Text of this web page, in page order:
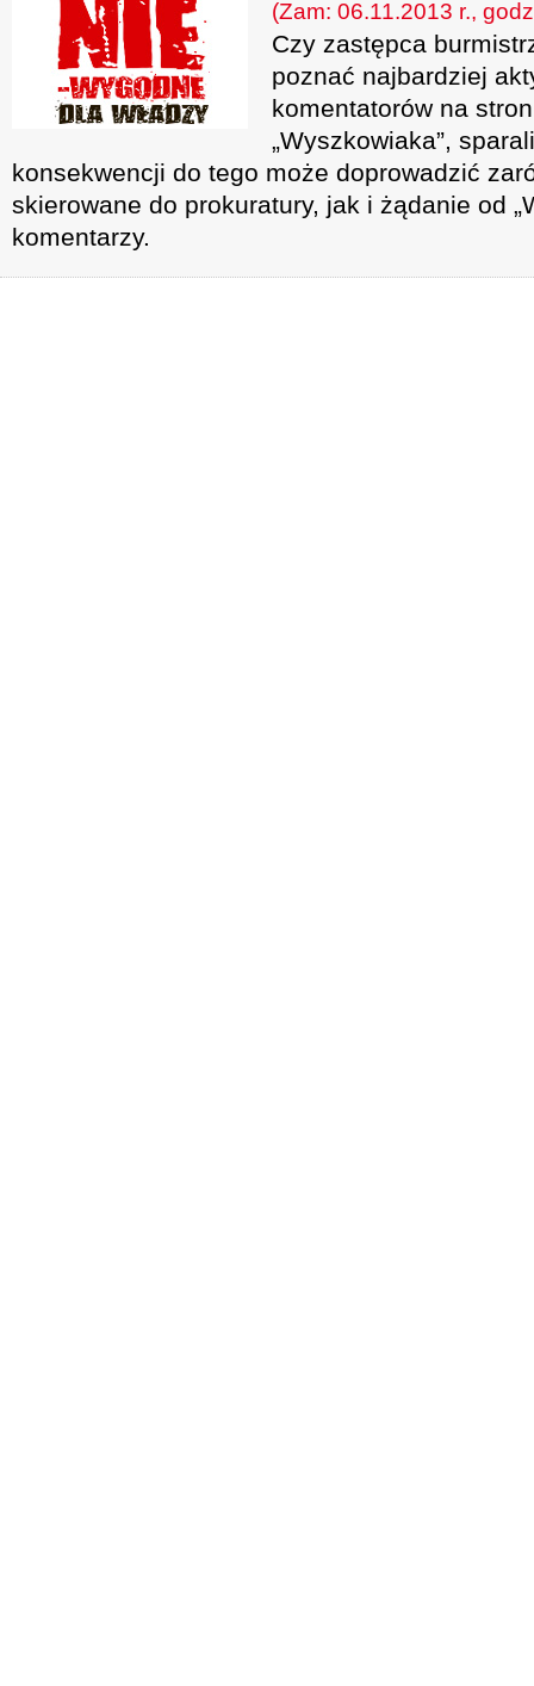
(Zam: 06.11.2013 r.,
Czy zastępca
poznać najbardziej
komentatorów na
„Wyszkowiaka”,
konsekwencji do tego może doprowadzić
skierowane do prokuratury, jak i żądanie od
komentarzy.